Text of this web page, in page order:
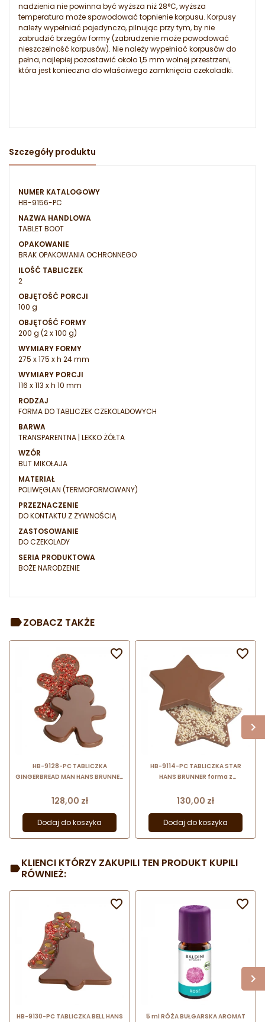
nadzienia nie powinna być wyższa niż 28°C, wyższa
temperatura może spowodować topnienie korpusu. Korpusy
należy wypełniać pojedynczo, pilnując przy tym, by nie
zabrudzić brzegów formy (zabrudzenie może powodować
nieszczelność korpusów). Nie należy wypełniać korpusów do
pełna, najlepiej pozostawić około 1,5 mm wolnej przestrzeni,
która jest konieczna do właściwego zamknięcia czekoladki.
Szczegóły produktu
NUMER KATALOGOWY
HB-9156-PC
NAZWA HANDLOWA
TABLET BOOT
OPAKOWANIE
BRAK OPAKOWANIA OCHRONNEGO
ILOŚĆ TABLICZEK
2
OBJĘTOŚĆ PORCJI
100 g
OBJĘTOŚĆ FORMY
200 g (2 x 100 g)
WYMIARY FORMY
275 x 175 x h 24 mm
WYMIARY PORCJI
116 x 113 x h 10 mm
RODZAJ
FORMA DO TABLICZEK CZEKOLADOWYCH
BARWA
TRANSPARENTNA | LEKKO ŻÓŁTA
WZÓR
BUT MIKOŁAJA
MATERIAŁ
POLIWĘGLAN (TERMOFORMOWANY)
PRZEZNACZENIE
DO KONTAKTU Z ŻYWNOŚCIĄ
ZASTOSOWANIE
DO CZEKOLADY
SERIA PRODUKTOWA
BOŻE NARODZENIE
ZOBACZ TAKŻE
HB-9128-PC TABLICZKA
GINGERBREAD MAN HANS BRUNNER
czekolady w kształcie
Cena
128,00 zł
Dodaj do koszyka

HB-9114-PC TABLICZKA STAR
HANS BRUNNER forma z
czekolady w kształcie gwiazdy
Cena
130,00 zł
Dodaj do koszyka

KLIENCI KTÓRZY ZAKUPILI TEN PRODUKT KUPILI
RÓWNIEŻ:
HB-9130-PC TABLICZKA BELL HANS

5 ml RÓŻA BUŁGARSKA AROMAT
